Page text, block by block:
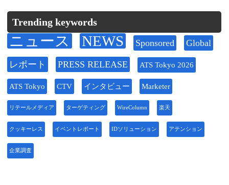
Trending keywords
ニュース NEWS Sponsored Global
レポート PRESS RELEASE ATS Tokyo 2026
ATS Tokyo CTV インタビュー Marketer
リテールメディア ターゲティング WireColumn 楽天
クッキーレス イベントレポート IDソリューション アテンション
企業調査